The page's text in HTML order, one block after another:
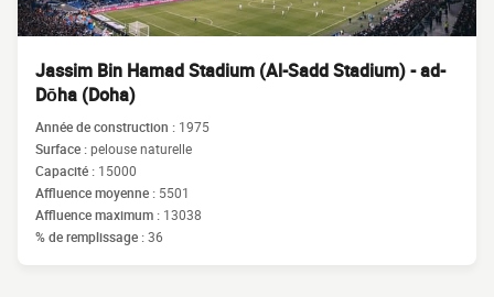
Jassim Bin Hamad Stadium (Al-Sadd Stadium) - ad-
Dōha (Doha)
Année de construction : 1975
Surface :pelouse naturelle
Capacité : 15000
Affluence moyenne : 5501
Affluence maximum : 13038
% de remplissage :36